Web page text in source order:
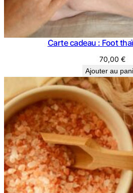
Carte cadeau : Foot
70,00 €
Ajouter au